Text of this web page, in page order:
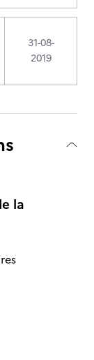
31-08-
2019
la